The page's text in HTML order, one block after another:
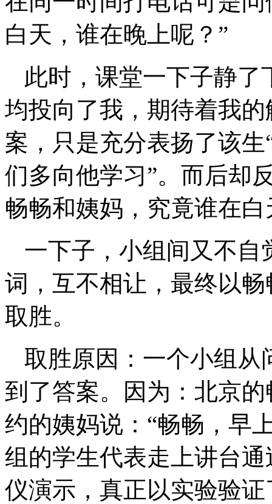
白天，谁在晚上呢？”
此时，课堂一下子静
均投向了我，期待着我
案，只是充分表扬了该
们多向他学习”。而后却
畅畅和姨妈，究竟谁在
一下子，小组间又不自
词，互不相让，最终以
取胜。
取胜原因：一个小组从
到了答案。因为：北京
约的姨妈说：“畅畅，早
组的学生代表走上讲台
仪演示，真正以实验验